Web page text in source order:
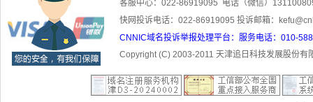
客服中心：022-86919095 电话（微信）
快网投诉电话：022-86919095 投诉邮箱：
CNNIC域名投诉举报处理平台：服务电话：010-
Copyright (C) 2003-201